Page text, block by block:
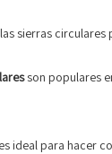
sierras
son populares
para hacer